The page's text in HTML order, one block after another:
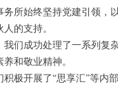
务所始终坚持党建引领，
的支持。
我们成功处理了一系列复
和敬业精神。
积极开展了“思享汇”等内